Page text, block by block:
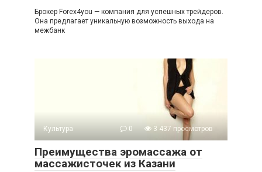
Брокер Forex4you — компания для успешных трейдеров.
Она предлагает уникальную возможность выхода на
межбанк
Культура 0 3 437 просмотров
Преимущества эромассажа от
массажисточек из Казани